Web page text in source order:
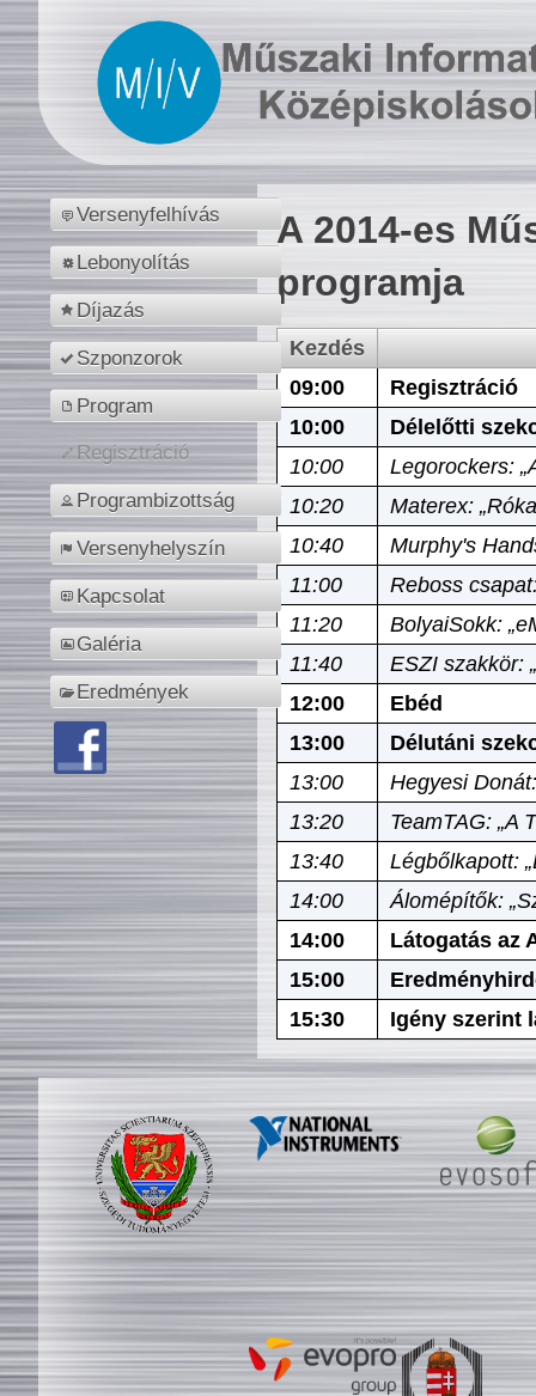
Versenyfelhívás
Lebonyolítás
Díjazás
Szponzorok
Program
Regisztráció
Programbizottság
Versenyhelyszín
Kapcsolat
Galéria
Eredmények
A 2014-es
programja
Kezdés
09:00
Regisztráció
10:00
Délelőtti
10:00
Legorockers:
10:20
Materex:
10:40
Murphy's
11:00
Reboss
11:20
BolyaiSokk:
11:40
ESZI szakkör:
12:00
Ebéd
13:00
Délutáni
13:00
Hegyesi
13:20
TeamTAG: „A
13:40
Légbőlkapott:
14:00
Álomépítők:
14:00
Látogatás az
15:00
15:30
Igény szerint